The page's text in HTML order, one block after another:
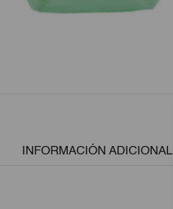
INFORMACIÓN ADICIONAL